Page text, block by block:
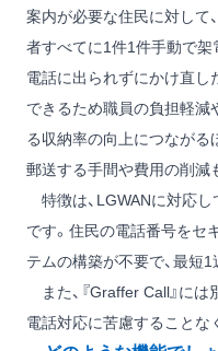
案内が必要な住民に対して
者すべてに1件1件手動で架
電話に出られずにかけ直し
できるため職員の負担軽減
る収納率の向上につながる
郵送する手間や費用の削減
特徴は、LGWANに対応
です。住民の電話番号をセ
テムの構築が不要で、最短1
また、『Graffer Call』には
電話対応に苦慮することな